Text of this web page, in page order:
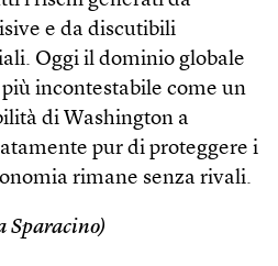
e da discutibili
Oggi il dominio globale
incontestabile come un
di Washington a
pur di proteggere i
rimane senza rivali.
Sparacino)